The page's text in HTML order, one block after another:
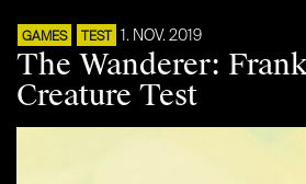
GAMES TEST 1. NOV. 2019
The Wanderer:
Creature Test